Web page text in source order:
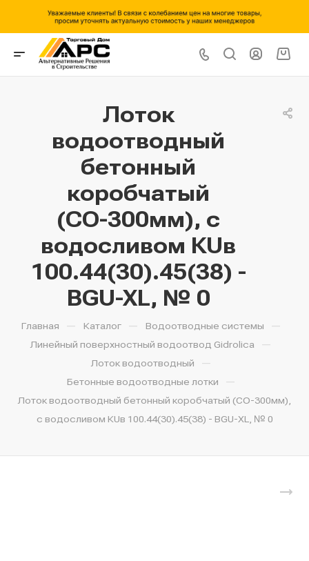
Лоток
водоотводный
бетонный
коробчатый
(СО-300мм), с
водосливом КUв
100.44(30).45(38) -
BGU-XL, № 0
Главная — Каталог — Водоотводные системы —
Линейный поверхностный водоотвод Gidrolica —
Лоток водоотводный —
Бетонные водоотводные лотки —
Лоток водоотводный бетонный коробчатый (СО-300мм),
с водосливом КUв 100.44(30).45(38) - BGU-XL, № 0